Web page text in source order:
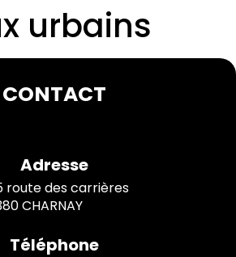
urbains
CONTACT
Adresse
route des carrières
CHARNAY
Téléphone